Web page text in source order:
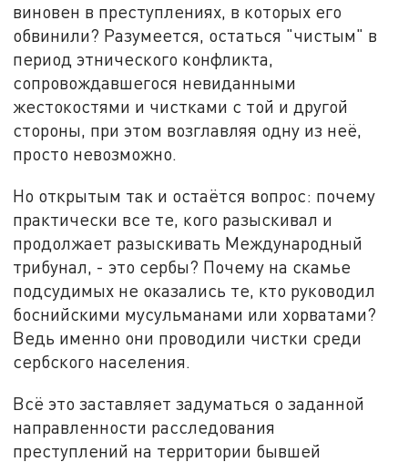
виновен в преступлениях, в которых его
обвинили? Разумеется, остаться "чистым" в
период этнического конфликта,
сопровождавшегося невиданными
жестокостями и чистками с той и другой
стороны, при этом возглавляя одну из неё,
просто невозможно.
Но открытым так и остаётся вопрос: почему
практически все те, кого разыскивал и
продолжает разыскивать Международный
трибунал, - это сербы? Почему на скамье
подсудимых не оказались те, кто руководил
боснийскими мусульманами или хорватами?
Ведь именно они проводили чистки среди
сербского населения.
Всё это заставляет задуматься о заданной
направленности расследования
преступлений на территории бывшей